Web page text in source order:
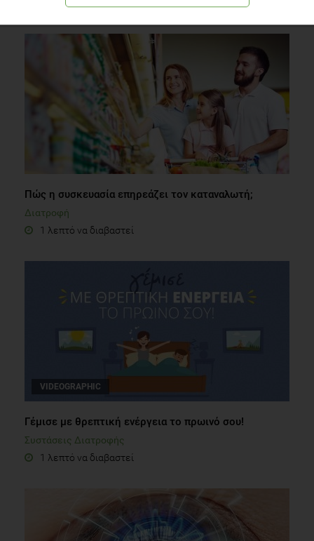
6 λεπτά να διαβαστεί
Πώς η συσκευασία επηρεάζει τον καταναλωτή;
Διατροφή
1 λεπτό να διαβαστεί
VIDEOGRAPHIC
Γέμισε με θρεπτική ενέργεια το πρωινό σου!
Συστάσεις Διατροφής
1 λεπτό να διαβαστεί